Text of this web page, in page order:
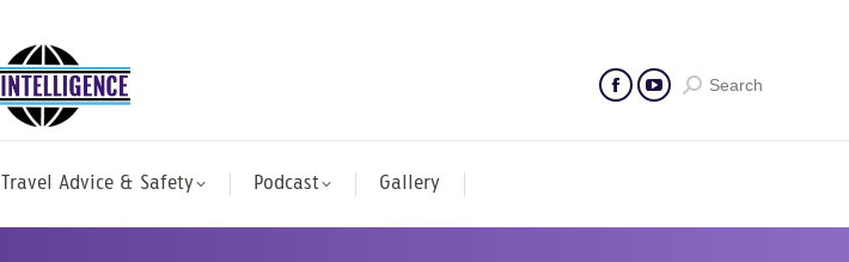
Search
Travel Advice & Safety Podcast Gallery